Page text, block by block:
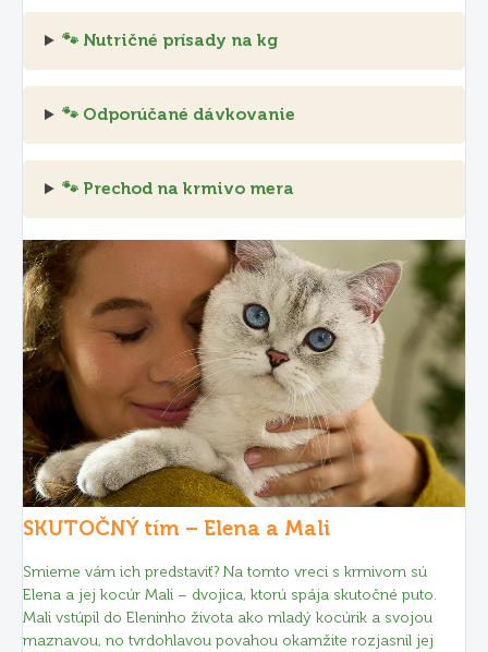
🐾 Nutričné prísady na kg
🐾 Odporúčané dávkovanie
🐾 Prechod na krmivo mera
SKUTOČNÝ tím – Elena a Mali
Smieme vám ich predstaviť? Na tomto vreci s krmivom sú
Elena a jej kocúr Mali – dvojica, ktorú spája skutočné puto.
Mali vstúpil do Eleninho života ako mladý kocúrik a svojou
maznavou, no tvrdohlavou povahou okamžite rozjasnil jej